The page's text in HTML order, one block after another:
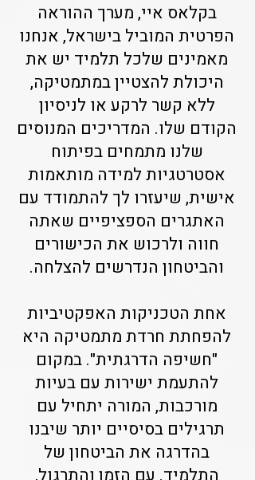
בקלאס איי, מערך ההוראה
הפרטית המוביל בישראל, אנחנו
מאמינים שלכל תלמיד יש את
היכולת להצטיין במתמטיקה,
ללא קשר לרקע או לניסיון
הקודם שלו. המדריכים המנוסים
שלנו מתמחים בפיתוח
אסטרטגיות למידה מותאמות
אישית, שיעזרו לך להתמודד עם
האתגרים הספציפיים שאתה
חווה ולרכוש את הכישורים
והביטחון הנדרשים להצלחה.
אחת הטכניקות האפקטיביות
להפחתת חרדת מתמטיקה היא
"חשיפה הדרגתית". במקום
להתעמת ישירות עם בעיות
מורכבות, המורה יתחיל עם
תרגילים בסיסיים יותר שיבנו
בהדרגה את הביטחון של